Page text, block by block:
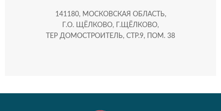
141180, МОСКОВСКАЯ ОБЛАСТЬ,
Г.О. ЩЁЛКОВО, Г.ЩЁЛКОВО,
ТЕР ДОМОСТРОИТЕЛЬ, СТР.9, ПОМ. 38